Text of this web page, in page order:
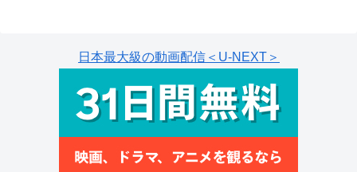
日本最大級の動画配信＜U-NEXT＞